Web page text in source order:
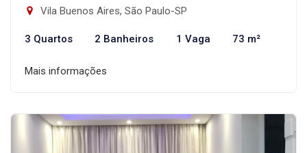
Vila Buenos Aires, São Paulo-SP
3 Quartos 2 Banheiros 1 Vaga 73 m²
Mais informações